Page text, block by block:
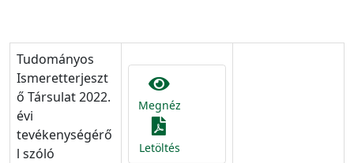
Tudományos
Ismeretterjeszt
ő Társulat 2022.
évi
tevékenységérő
l szóló
Megnéz
Letöltés